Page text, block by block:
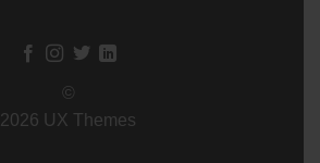
©
2026 UX Themes